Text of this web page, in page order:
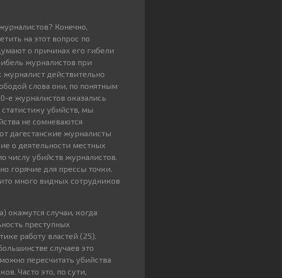
Конечно,
на этот вопрос по
о причинах его гибели
журналистов при
журналист действительно
слова они, по понятным
е журналистов оказались
убийств, мы
не сомневаются
дагестанские журналисты
о деятельности местных
числу убийств журналистов.
горячие для прессы точки.
много видных сотрудников
случаи, когда
преступных
работу властей (25).
случаев это
пересчитать убийства
Часто это, по сути,